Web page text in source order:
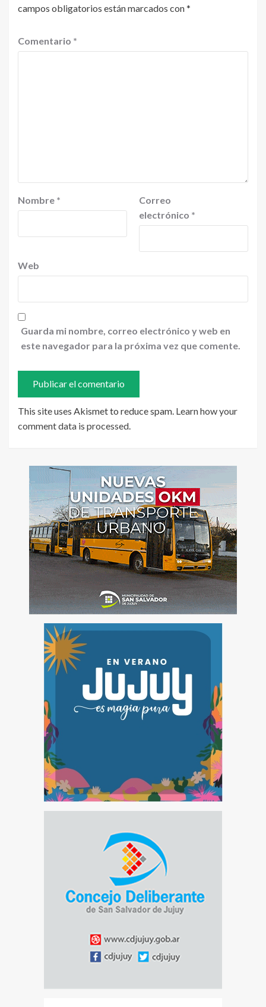
campos obligatorios están marcados con*
Comentario *
Nombre *
Correo
electrónico *
Web
Guarda mi nombre, correo electrónico y web en
este navegador para la próxima vez que comente.
This site uses Akismet to reduce spam. Learn how your
comment data is processed.